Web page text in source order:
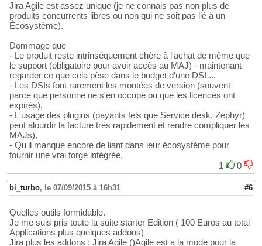
Jira Agile est assez unique (je ne connais pas non plus de
produits concurrents libres ou non qui ne soit pas lié à un
Écosystème).
Dommage que
- Le produit reste intrinsèquement chère à l'achat de même que
le support (obligatoire pour avoir accès au MAJ) - maintenant
regarder ce que cela pèse dans le budget d'une DSI ...
- Les DSIs font rarement les montées de version (souvent
parce que personne ne s'en occupe ou que les licences ont
expirés),
- L'usage des plugins (payants tels que Service desk, Zephyr)
peut alourdir la facture très rapidement et rendre compliquer les
MAJs),
- Qu'il manque encore de liant dans leur écosystème pour
fournir une vrai forge intégrée,
1
0
bi_turbo, le 07/09/2015 à 16h31 #6
Quelles outils formidable.
Je me suis pris toute la suite starter Edition ( 100 Euros au total
Applications plus quelques addons)
Jira plus les addons : Jira Agile ()Agile est a la mode pour la